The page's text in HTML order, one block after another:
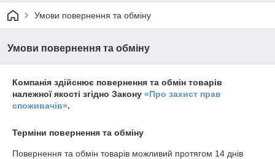
Умови повернення та обміну
Умови повернення та обміну
Компанія здійснює повернення та обмін товарів
належної якості згідно Закону «Про захист прав
споживачів».
Терміни повернення та обміну
Повернення та обмін товарів можливий протягом 14 днів